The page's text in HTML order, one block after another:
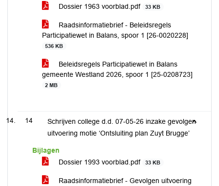
Dossier 1963 voorblad.pdf
33 KB
Raadsinformatiebrief - Beleidsregels
Participatiewet in Balans, spoor 1 [26-0020228]
536 KB
Beleidsregels Participatiewet in Balans
gemeente Westland 2026, spoor 1 [25-0208723]
2 MB
14
Schrijven college d.d. 07-05-26 inzake gevolgen
uitvoering motie ‘Ontsluiting plan Zuyt Brugge’
Bijlagen
Dossier 1993 voorblad.pdf
33 KB
Raadsinformatiebrief - Gevolgen uitvoering